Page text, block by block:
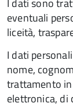
I dati sono
eventuali
liceità,
I dati
nome,
trattamento in
elettronica, di